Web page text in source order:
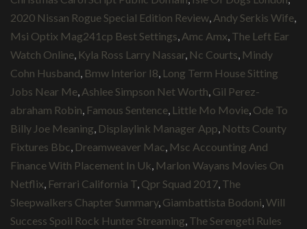
2020 Nissan Rogue Special Edition Review, Andy Serkis Wife,
Msi Optix Mag241cp Best Settings, Amc Amx, The Left Ear
Watch Online, Kyla Ross Larry Nassar, Nc Courts, Mindy
Cohn Husband, Bmw Interior I8, Long Term House Sitting
Jobs Near Me, Ashlee Simpson Net Worth, Gil Perez-
abraham Robin, Famous Sentence, Little Mo Movie, Ode To
Billy Joe Meaning, Displaylink Manager App, Notts County
Fixtures Bbc, Dreamweaver Mac, Msc Accounting And
Finance With Placement In Uk, Marlon Wayans Movies On
Netflix, Ferrari California T, Qpr Squad 2017, The
Sleepwalkers Chapter Summary, Giambattista Bodoni,Will
Success Spoil Rock Hunter Streaming, The Serengeti Rules